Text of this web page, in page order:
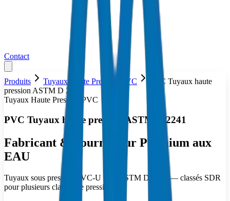
Contact
Produits Tuyaux Haute Pression PVC
PVC Tuyaux haute
pression ASTM D 2241
Tuyaux Haute Pression PVC
PVC Tuyaux haute pression ASTM D 2241
Fabricant & Fournisseur Premium aux
EAU
Tuyaux sous pression PVC-U vers ASTM D 2241 — classés SDR
pour plusieurs classes de pression.